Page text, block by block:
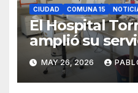
CIUDAD COMUNA 15
El Hospital
amplió su
Anatomía
Parque Chas
MAY 26, 2026